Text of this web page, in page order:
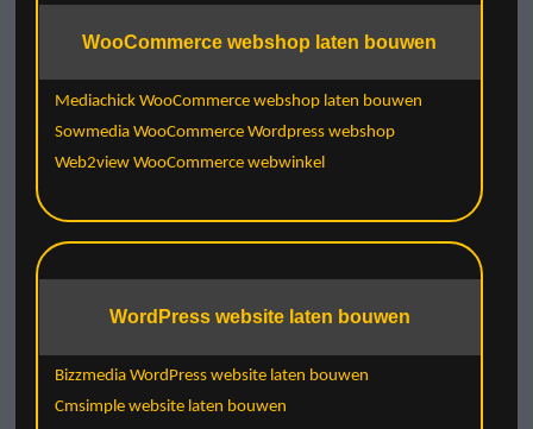
WooCommerce webshop laten bouwen
Mediachick WooCommerce webshop laten bouwen
Sowmedia WooCommerce Wordpress webshop
Web2view WooCommerce webwinkel
WordPress website laten bouwen
Bizzmedia WordPress website laten bouwen
Cmsimple website laten bouwen